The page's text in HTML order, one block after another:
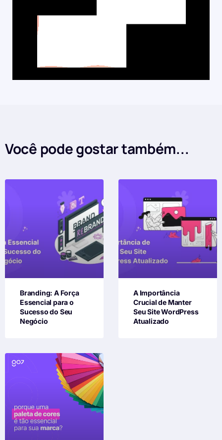
Você pode gostar também...
Branding: A Força
Essencial para o
Sucesso do Seu
Negócio
A Importância
Crucial de Manter
Seu Site WordPress
Atualizado